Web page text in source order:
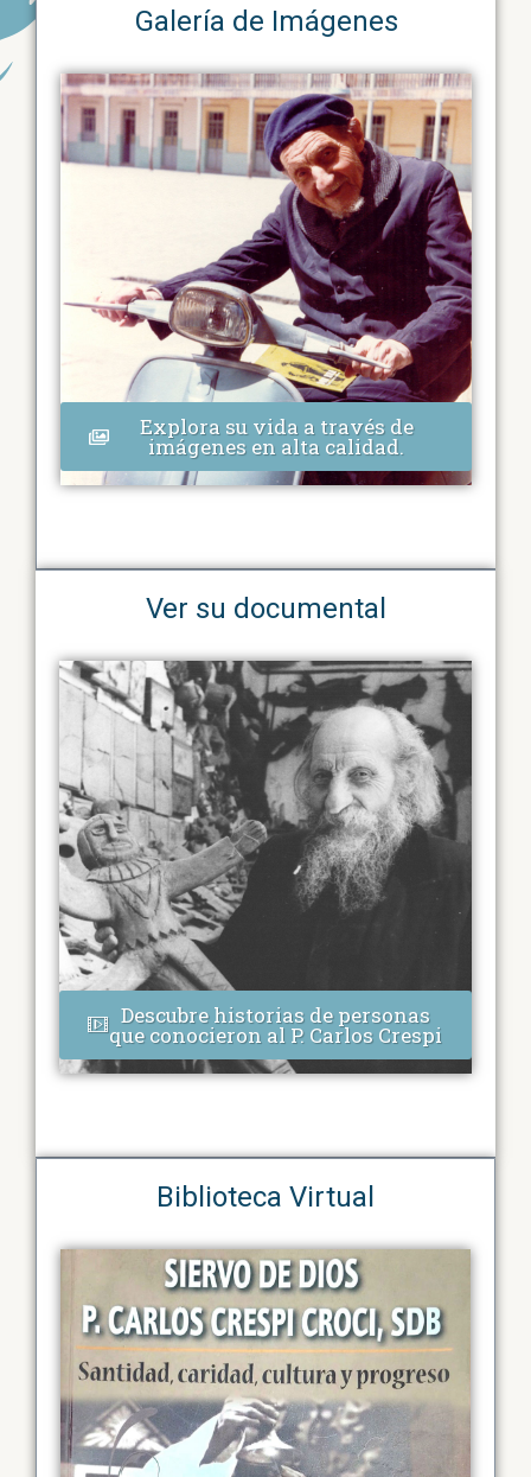
Galería de Imágenes
Explora su vida a través de
imágenes en alta calidad.
Ver su documental
Descubre historias de personas
que conocieron al P. Carlos Crespi
Biblioteca Virtual